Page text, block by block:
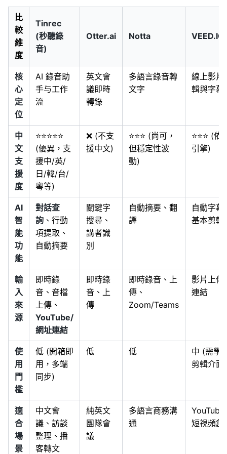
比
較
維
度
Tinrec
(秒聽錄
音)
Otter.ai Notta VEED.IO
核
心
定
位
AI 錄音助
手与工作
流
英文會
議即時
轉錄
多語言錄音轉
文字
線上影片
輯與字幕
中
文
支
援
度
⭐⭐⭐⭐⭐
(優異，支
援中/英/
日/韓/台/
粵等)
❌ (不支
援中文)
⭐⭐⭐ (尚可，
但穩定性波
動)
⭐⭐⭐ (依
引擎)
AI
智
能
功
能
對話查
詢 、行動
項提取、
自動摘要
關鍵字
搜尋、
講者識
別
自動摘要、翻
譯
自動字幕
基本剪輯
輸
入
來
源
即時錄
音、音檔
上傳、
YouTube/
網址連結
即時錄
音、上
傳
即時錄音、上
傳、
Zoom/Teams
影片上傳
連結
使
用
門
檻
低 (開箱即
用，多端
同步)
低 低
中 (需學
剪輯介面)
適
合
場
景
中文會
議、訪談
整理、播
客轉文
純英文
團隊會
議
多語言商務溝
通
短視頻創